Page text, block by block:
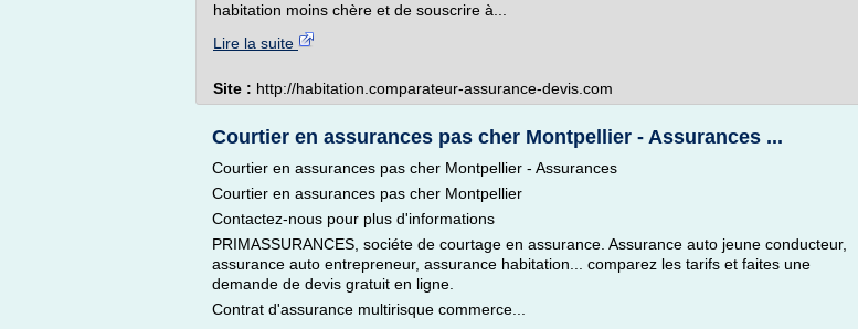
habitation moins chère et de souscrire à...
Lire la suite
Site : http://habitation.comparateur-assurance-devis.com
Courtier en assurances pas cher Montpellier - Assurances ...
Courtier en assurances pas cher Montpellier - Assurances
Courtier en assurances pas cher Montpellier
Contactez-nous pour plus d'informations
PRIMASSURANCES, sociéte de courtage en assurance. Assurance auto jeune conducteur,
assurance auto entrepreneur, assurance habitation... comparez les tarifs et faites une
demande de devis gratuit en ligne.
Contrat d'assurance multirisque commerce...